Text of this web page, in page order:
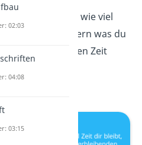
ist nicht wichtig, wie viel
dir bleibt, sondern was du
der verbleibenden Zeit
02:03
04:08
03:15